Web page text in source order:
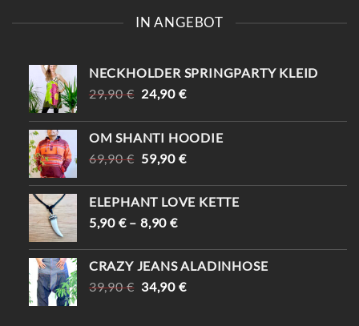
IN ANGEBOT
NECKHOLDER SPRINGPARTY KLEID
29,90€ URSPRÜNGLICHER
WAR:
29,90 €
24,90 €AKTUELLER
IST:
24,90 €.
OM SHANTI HOODIE
69,90€ URSPRÜNGLICHER
69,90 €
59,90 €AKTUELLER
59,90 €.
ELEPHANT LOVE KETTE
5,90 €–8,90€
CRAZY JEANS ALADINHOSE
39,90€ URSPRÜNGLICHER
34,90 €AKTUELLER